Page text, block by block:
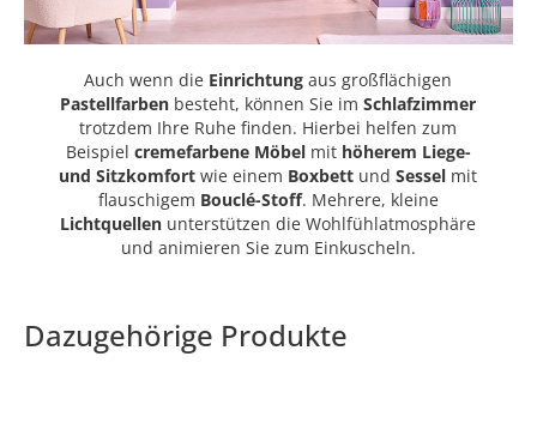
Auch wenn die Einrichtung aus großflächigen
Pastellfarben besteht, können Sie imSchlafzimmer
trotzdem Ihre Ruhe finden. Hierbei helfen zum
Beispiel cremefarbene Möbelmit höherem Liege-
und Sitzkomfortwie einem Boxbett undSessel mit
flauschigem Bouclé-Stoff. Mehrere, kleine
Lichtquellen unterstützen die Wohlfühlatmosphäre
und animieren Sie zum Einkuscheln.
Dazugehörige Produkte